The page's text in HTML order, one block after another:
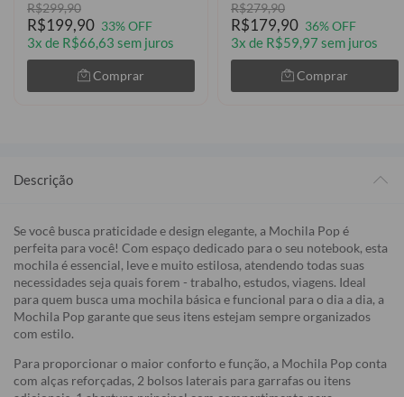
R$299,90
R$199,90 33% OFF
3x de R$66,63 sem juros
Comprar
R$279,90
R$179,90 36% OFF
3x de R$59,97 sem juros
Comprar
Descrição
Se você busca praticidade e design elegante, a Mochila Pop é
perfeita para você! Com espaço dedicado para o seu notebook, esta
mochila é essencial, leve e muito estilosa, atendendo todas suas
necessidades seja quais forem - trabalho, estudos, viagens. Ideal
para quem busca uma mochila básica e funcional para o dia a dia, a
Mochila Pop garante que seus itens estejam sempre organizados
com estilo.
Para proporcionar o maior conforto e função, a Mochila Pop conta
com alças reforçadas, 2 bolsos laterais para garrafas ou itens